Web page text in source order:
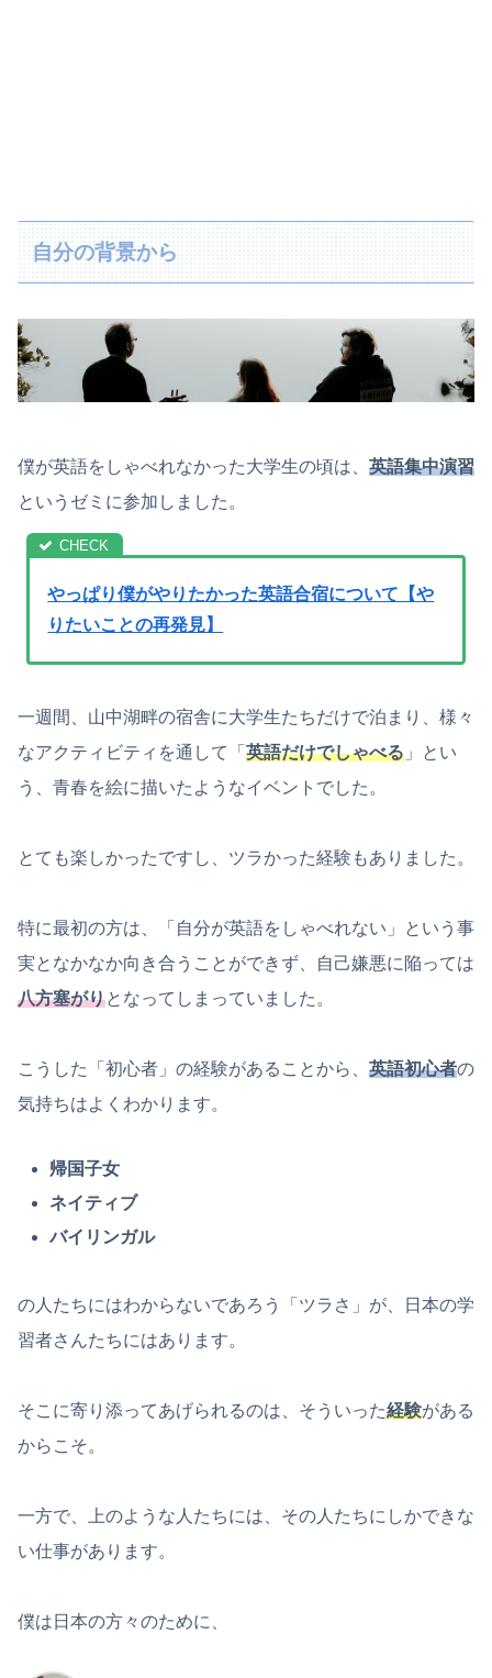
自分の背景から
僕が英語をしゃべれなかった大学生の頃は、 英語集中演習
というゼミに参加しました。
やっぱり僕がやりたかった英語合宿について【や
りたいことの再発見】
一週間、山中湖畔の宿舎に大学生たちだけで泊まり、様々
なアクティビティを通して「 英語だけでしゃべる 」とい
う、青春を絵に描いたようなイベントでした。
とても楽しかったですし、ツラかった経験もありました。
特に最初の方は、「自分が英語をしゃべれない」という事
実となかなか向き合うことができず、自己嫌悪に陥っては
八方塞がりとなってしまっていました。
こうした「初心者」の経験があることから、 英語初心者の
気持ちはよくわかります。
帰国子女
ネイティブ
バイリンガル
の人たちにはわからないであろう「ツラさ」が、日本の学
習者さんたちにはあります。
そこに寄り添ってあげられるのは、そういった経験がある
からこそ。
一方で、上のような人たちには、その人たちにしかできな
い仕事があります。
僕は日本の方々のために、